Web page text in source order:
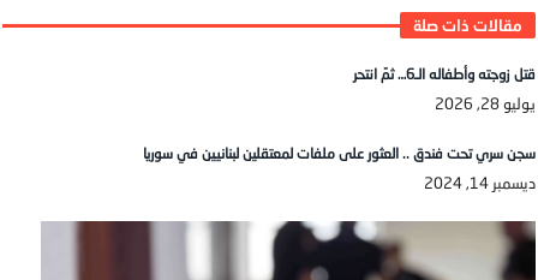
قتل زوجته وأطفاله الـ6… ثمّ انتحر
يوليو 28, 2026
سجن سري تحت فندق .. العثور على ملفات لمعتقلين لبنانيين في سوريا
ديسمبر 14, 2024